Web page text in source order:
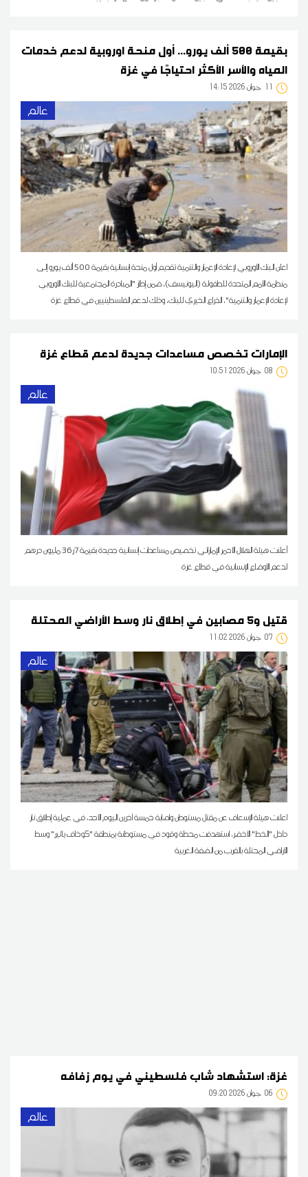
بقيمة 500 ألف يورو... أول منحة اوروبية لدعم خدمات
المياه والأسر الأكثر احتياجًا في غزة
11 14:15 2026 جوان
عالم
اعلن البنك الأوروبي لإعادة الإعمار والتنمية تقديم أول منحة إنسانية بقيمة 500 ألف يورو إلى
منظمة الأمم المتحدة للطفولة (اليونيسف)، ضمن إطار "المبادرة المجتمعية للبنك الأوروبي
لإعادة الإعمار والتنمية"، الذراع الخيري للبنك، وذلك لدعم الفلسطينيين في قطاع غزة
الإمارات تخصص مساعدات جديدة لدعم قطاع غزة
08 10:51 2026 جوان
عالم
أعلنت هيئة الهلال الأحمر الإماراتي تخصيص مساعدات إنسانية جديدة بقيمة 7ر36 مليون درهم
لدعم الأوضاع الإنسانية في قطاع غزة
قتيل و5 مصابين في إطلاق نار وسط الأراضي المحتلة
07 11:02 2026 جوان
عالم
اعلنت هيئة الإسعاف عن مقتل مستوطن واصابة خمسة آخرين اليوم ‌الأحد، في عملية إطلاق نار
داخل "الخط" الأخضر، استهدفت محطة وقود في مستوطنة بمنطقة "كوخاف يائير" وسط
الأراضي المحتلة بالقرب من الضفة الغربية
غزة: استشهاد شاب فلسطيني في يوم زفافه
06 09:20 2026 جوان
عالم